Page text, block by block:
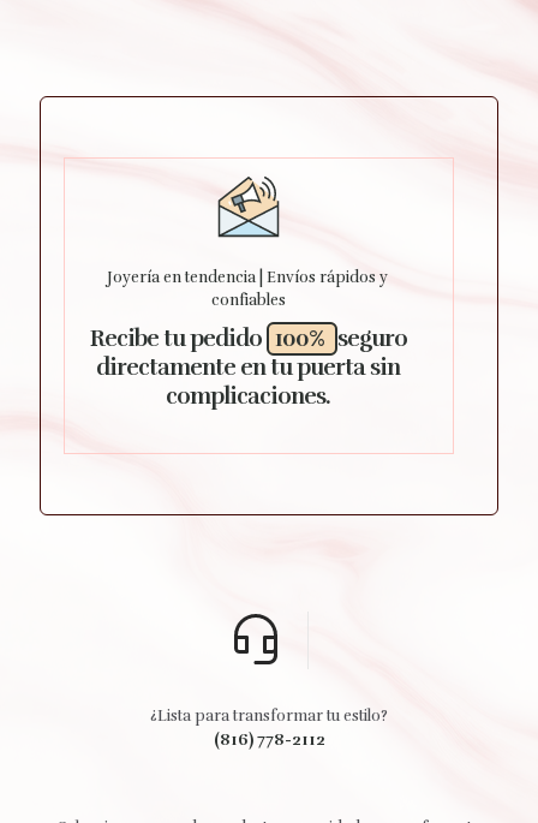
Recibe tu pedido 100% seguro
directamente en tu puerta sin
complicaciones.
Joyería en tendencia | Envíos rápidos y
confiables
(816) 778-2112
¿Lista para transformar tu estilo?